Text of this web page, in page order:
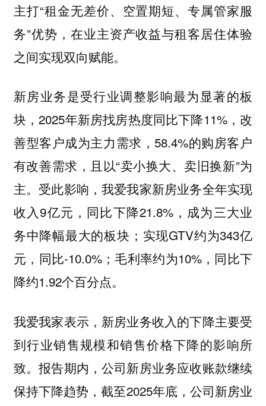
主打“租金无差价、空置期短、专属管家服
务”优势，在业主资产收益与租客居住体验
之间实现双向赋能。
新房业务是受行业调整影响最为显著的板
块，2025年新房找房热度同比下降11%，改
善型客户成为主力需求，58.4%的购房客户
有改善需求，且以“卖小换大、卖旧换新”为
主。受此影响，我爱我家新房业务全年实现
收入9亿元，同比下降21.8%，成为三大业
务中降幅最大的板块；实现GTV约为343亿
元，同比-10.0%；毛利率约为10%，同比下
降约1.92个百分点。
我爱我家表示，新房业务收入的下降主要受
到行业销售规模和销售价格下降的影响所
致。报告期内，公司新房业务应收账款继续
保持下降趋势，截至2025年底，公司新房业